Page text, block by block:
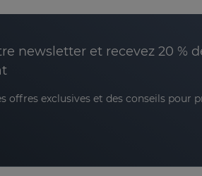
newsletter et recevez 20 %
offres exclusives et des conseils pour